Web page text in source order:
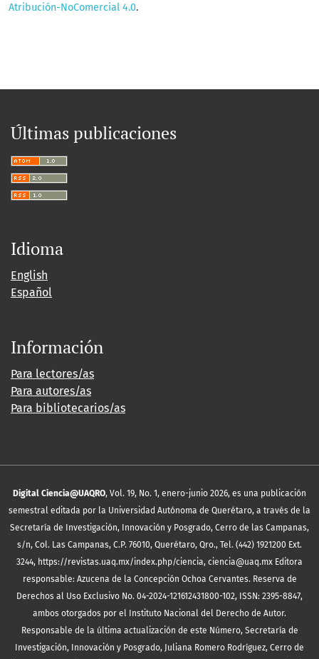
Atribución-NoComercial 4.0.
Últimas publicaciones
Idioma
English
Español
Información
Para lectores/as
Para autores/as
Para bibliotecarios/as
Digital Ciencia@UAQRO, Vol. 19, No. 1, enero-junio 2026, es una publicación
semestral editada por la Universidad Autónoma de Querétaro, a través de la
Secretaría de Investigación, Innovación y Posgrado, Cerro de las Campanas,
s/n, Col. Las Campanas, C.P. 76010, Querétaro, Qro., Tel. (442) 1921200 Ext.
3244, https://revistas.uaq.mx/index.php/ciencia, ciencia@uaq.mx Editora
responsable: Azucena de la Concepción Ochoa Cervantes. Reserva de
Derechos al Uso Exclusivo No. 04-2024-121612431800-102, ISSN: 2395-8847,
ambos otorgados por el Instituto Nacional del Derecho de Autor.
Responsable de la última actualización de este Número, Secretaría de
Investigación, Innovación y Posgrado, Juliana Romero Rodríguez, Cerro de